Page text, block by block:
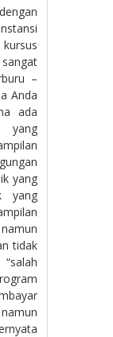
–
Anda
ada
yang
yang
tidak